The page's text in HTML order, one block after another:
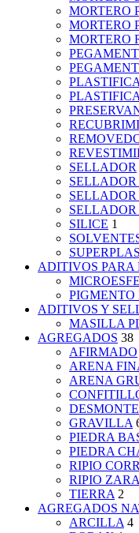
MORTERO
MORTERO
MORTERO
SELLADOR
SILICE 1
ADITIVOS PARA
ADITIVOS Y
MASILLA
AGREGADOS 38
AFIRMADO
ARENA
ARENA
DESMONTE
GRAVILLA
PIEDRA
PIEDRA
RIPIO
RIPIO
TIERRA 2
AGREGADOS
ARCILLA 4